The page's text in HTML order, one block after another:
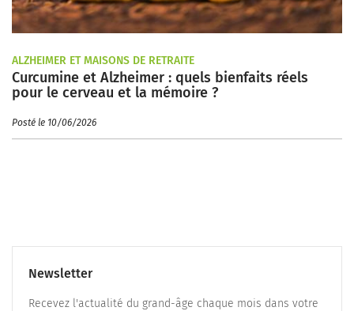
ALZHEIMER ET MAISONS DE RETRAITE
Curcumine et Alzheimer : quels bienfaits réels
pour le cerveau et la mémoire ?
Posté le 10/06/2026
Newsletter
Recevez l'actualité du grand-âge chaque mois dans votre